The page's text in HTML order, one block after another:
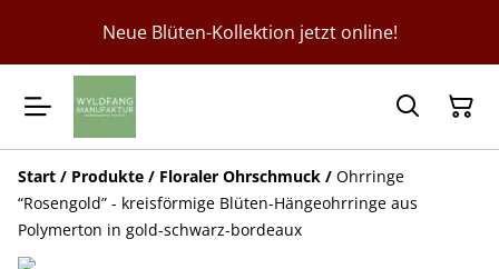
Neue Blüten-Kollektion jetzt online!
Start / Produkte / Floraler Ohrschmuck / Ohrringe
“Rosengold” - kreisförmige Blüten-Hängeohrringe aus
Polymerton in gold-schwarz-bordeaux